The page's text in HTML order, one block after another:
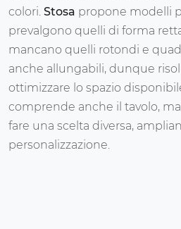
colori. Stosa propone modelli
prevalgono quelli di forma
mancano quelli rotondi e
anche allungabili, dunque
ottimizzare lo spazio
comprende anche il tavolo,
fare una scelta diversa,
personalizzazione.